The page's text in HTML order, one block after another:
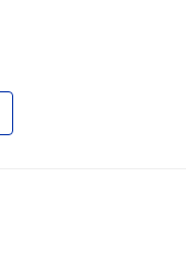
产品以及用于MS-
在去年宣布了与
Technology的
ADA的多个升级版